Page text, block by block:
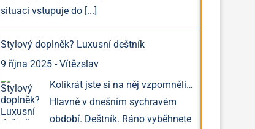
situaci vstupuje do [...]
Stylový doplněk? Luxusní deštník
9 října 2025 -Vítězslav
Kolikrát jste si na něj vzpomněli…
Hlavně v dnešním sychravém
období. Deštník. Ráno vyběhnete